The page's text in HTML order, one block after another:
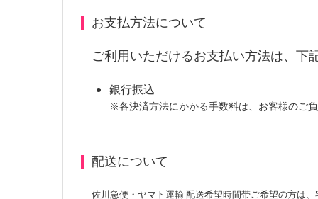
お支払方法について
ご利用いただけるお支払い方法は、下
銀行振込
※各決済方法にかかる手数料は、お客様のご
配送について
佐川急便・ヤマト運輸 配送希望時間帯ご希望の方は